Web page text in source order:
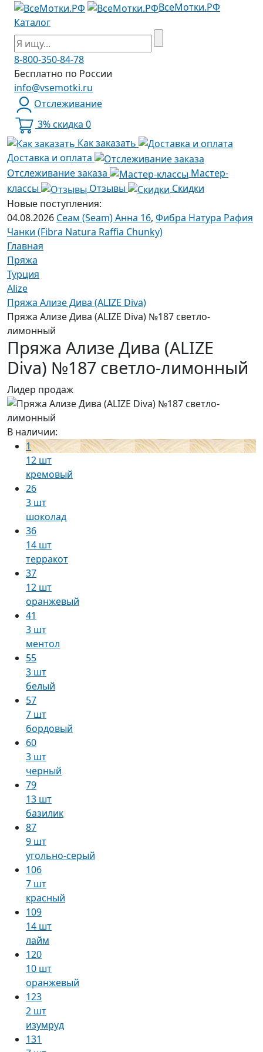
ВсеМотки.РФ
Каталог
8-800-350-84-78
Бесплатно по России
info@vsemotki.ru
Отслеживание
3% скидка 0
Как заказать
Доставка и оплата
Отслеживание заказа
Мастер-
классы
Отзывы
Скидки
Новые поступления:
04.08.2026 Сеам (Seam) Анна 16, Фибра Натура Рафия
Чанки (Fibra Natura Raffia Chunky)
Главная
Пряжа
Турция
Alize
Пряжа Ализе Дива (ALIZE Diva)
Пряжа Ализе Дива (ALIZE Diva) №187 светло-
лимонный
Пряжа Ализе Дива (ALIZE
Diva) №187 светло-лимонный
Лидер продаж
В наличии:
1
12 шт
кремовый
26
3 шт
шоколад
36
14 шт
терракот
37
12 шт
оранжевый
41
3 шт
ментол
55
3 шт
белый
57
7 шт
бордовый
60
3 шт
черный
79
13 шт
базилик
87
9 шт
угольно-серый
106
7 шт
красный
109
14 шт
лайм
120
10 шт
оранжевый
123
2 шт
изумруд
131